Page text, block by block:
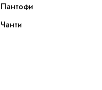
Пантофи
Чанти